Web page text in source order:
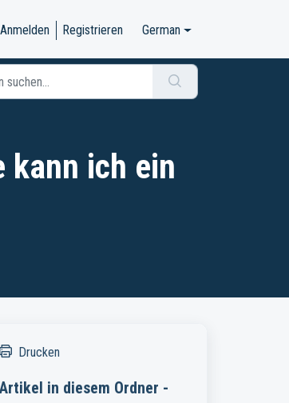
Anmelden Registrieren German
kann ich ein
Drucken
Artikel in diesem Ordner -